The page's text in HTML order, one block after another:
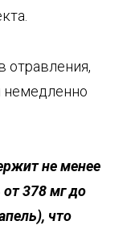
отравления,
немедленно
не менее
от 378 мг до
что